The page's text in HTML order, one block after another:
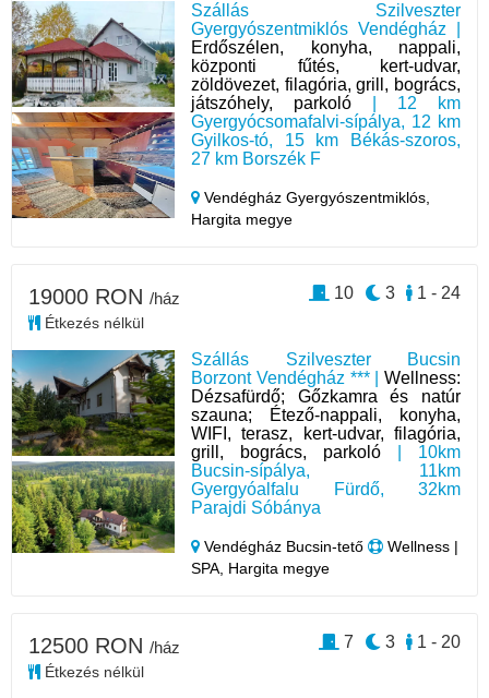
Szállás Szilveszter
Gyergyószentmiklós Vendégház |
Erdőszélen, konyha, nappali,
központi fűtés, kert-udvar,
zöldövezet, filagória, grill, bogrács,
játszóhely, parkoló | 12 km
Gyergyócsomafalvi-sípálya, 12 km
Gyilkos-tó, 15 km Békás-szoros,
27 km Borszék F
Vendégház Gyergyószentmiklós,
Hargita megye
Szállás Szilveszter Bucsin
Borzont Vendégház *** | Wellness:
Dézsafürdő; Gőzkamra és natúr
szauna; Étező-nappali, konyha,
WIFI, terasz, kert-udvar, filagória,
grill, bogrács, parkoló | 10km
Bucsin-sípálya, 11km
Gyergyóalfalu Fürdő, 32km
Parajdi Sóbánya
Vendégház Bucsin-tető
Wellness |
SPA, Hargita megye
19000 RON /ház
Étkezés nélkül
1 - 24
3
10
12500 RON /ház
Étkezés nélkül
1 - 20
3
7